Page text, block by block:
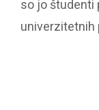
so jo študenti
univerzitetnih